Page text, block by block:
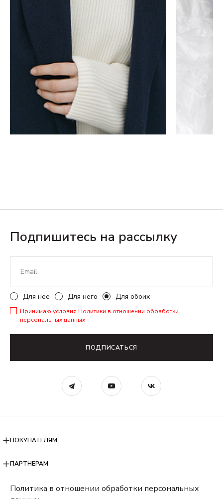
Подпишитесь на рассылку
Для нее Для него Для обоих
Принимаю условия Политики в отношении обработки
персональных данных
ПОДПИСАТЬСЯ
ПОКУПАТЕЛЯМ
ПАРТНЕРАМ
Политика в отношении обработки персональных